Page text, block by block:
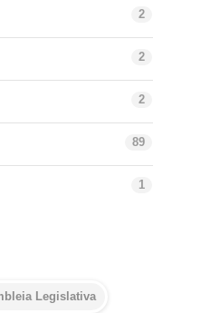
2
2
2
89
1
Legislativa